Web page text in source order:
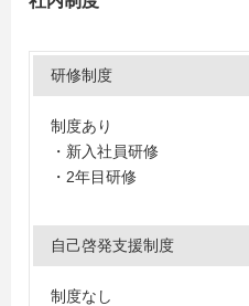
研修制度
制度あり
・新入社員研修
・2年目研修
自己啓発支援制度
制度なし